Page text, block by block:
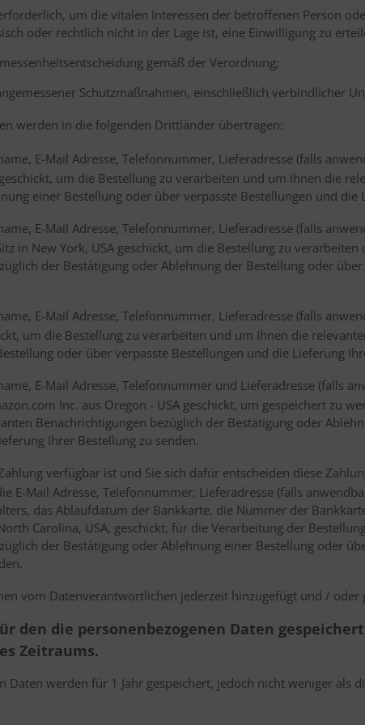
um die vitalen Interessen der betroffenen Person
oder rechtlich nicht in der Lage ist, eine Einwilligung zu
gemäß der Verordnung;
Schutzmaßnahmen, einschließlich verbindlicher
werden in die folgenden Drittländer übertragen:
E-Mail Adresse, Telefonnummer, Lieferadresse (falls
um die Bestellung zu verarbeiten und um Ihnen die
einer Bestellung oder über verpasste Bestellungen und die
E-Mail Adresse, Telefonnummer, Lieferadresse (falls
in New York, USA geschickt, um die Bestellung zu
der Bestätigung oder Ablehnung der Bestellung oder
E-Mail Adresse, Telefonnummer, Lieferadresse (falls
um die Bestellung zu verarbeiten und um Ihnen die
oder über verpasste Bestellungen und die Lieferung
E-Mail Adresse, Telefonnummer und Lieferadresse (falls
Inc. aus Oregon - USA geschickt, um gespeichert zu
Benachrichtigungen bezüglich der Bestätigung oder
Ihrer Bestellung zu senden.
verfügbar ist und Sie sich dafür entscheiden diese
E-Mail Adresse, Telefonnummer, Lieferadresse (falls
das Ablaufdatum der Bankkarte, die Nummer der
Carolina, USA, geschickt, für die Verarbeitung der
der Bestätigung oder Ablehnung einer Bestellung oder
vom Datenverantwortlichen jederzeit hinzugefügt und / oder
den die personenbezogenen Daten
Zeitraums.
Daten werden für 1 Jahr gespeichert, jedoch nicht weniger als